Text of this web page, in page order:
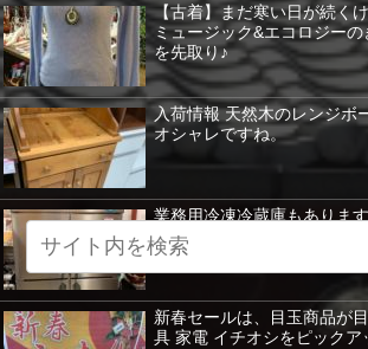
【古着】まだ寒い日が続く
ミュージック&エコロジー
を先取り♪
入荷情報 天然木のレンジボ
オシャレですね。
業務用冷凍冷蔵庫もありま
紹介 暖房器具など特価！
新春セールは、目玉商品が
具 家電 イチオシをピックア